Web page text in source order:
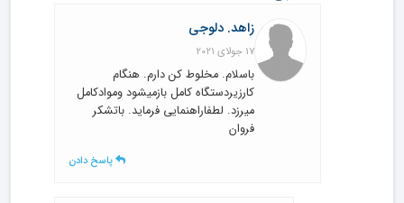
زاهد. دلوجی
17 جولای 2021
باسلام. مخلوط کن دارم. هنگام
کارزیردستگاه کامل بازمیشود وموادکامل
میرزد. لطفاراهنمایی فرماید. باتشکر
فروان
پاسخ دادن